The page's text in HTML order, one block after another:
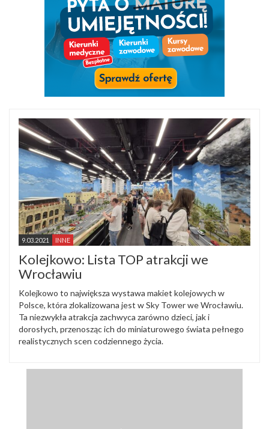
9.03.2021 INNE
Kolejkowo: Lista TOP atrakcji we
Wrocławiu
Kolejkowo to największa wystawa makiet kolejowych w
Polsce, która zlokalizowana jest w Sky Tower we Wrocławiu.
Ta niezwykła atrakcja zachwyca zarówno dzieci, jak i
dorosłych, przenosząc ich do miniaturowego świata pełnego
realistycznych scen codziennego życia.